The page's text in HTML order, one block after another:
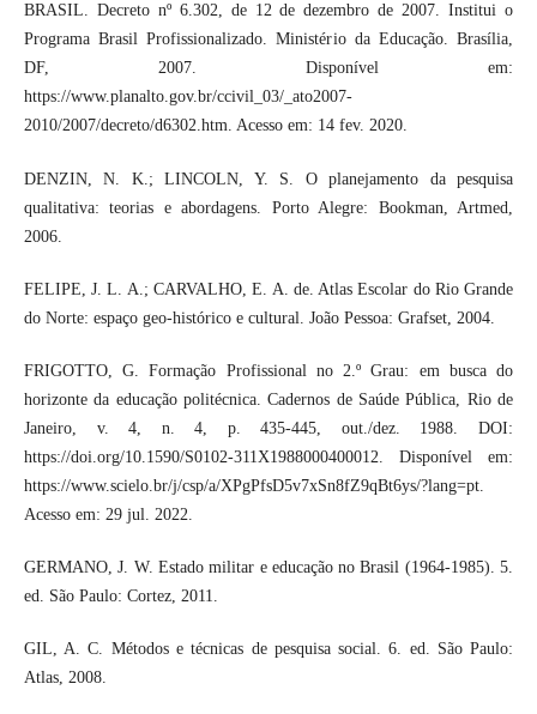
BRASIL. Decreto nº 6.302, de 12 de dezembro de 2007. Institui o
Programa Brasil Profissionalizado. Ministério da Educação. Brasília,
DF, 2007. Disponível em:
https://www.planalto.gov.br/ccivil_03/_ato2007-
2010/2007/decreto/d6302.htm. Acesso em: 14 fev. 2020.
DENZIN, N. K.; LINCOLN, Y. S. O planejamento da pesquisa
qualitativa: teorias e abordagens. Porto Alegre: Bookman, Artmed,
2006.
FELIPE, J. L. A.; CARVALHO, E. A. de. Atlas Escolar do Rio Grande
do Norte: espaço geo-histórico e cultural. João Pessoa: Grafset, 2004.
FRIGOTTO, G. Formação Profissional no 2.º Grau: em busca do
horizonte da educação politécnica. Cadernos de Saúde Pública, Rio de
Janeiro, v. 4, n. 4, p. 435-445, out./dez. 1988. DOI:
https://doi.org/10.1590/S0102-311X1988000400012. Disponível em:
https://www.scielo.br/j/csp/a/XPgPfsD5v7xSn8fZ9qBt6ys/?lang=pt.
Acesso em: 29 jul. 2022.
GERMANO, J. W. Estado militar e educação no Brasil (1964-1985). 5.
ed. São Paulo: Cortez, 2011.
GIL, A. C. Métodos e técnicas de pesquisa social. 6. ed. São Paulo:
Atlas, 2008.